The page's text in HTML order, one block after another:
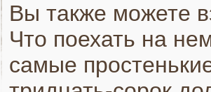
Вы также можете
Что поехать на
самые